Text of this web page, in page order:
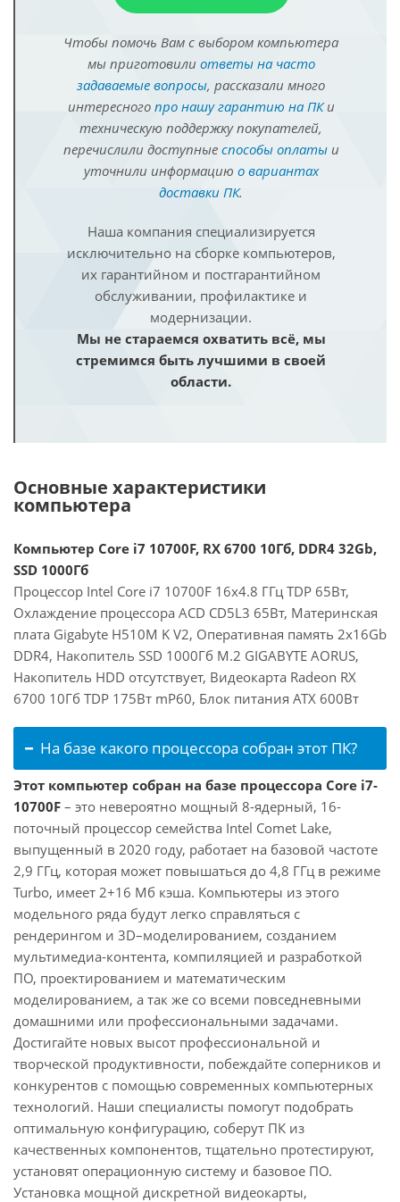
Чтобы помочь Вам с выбором компьютера
мы приготовили ответы на часто
задаваемые вопросы, рассказали много
интересного про нашу гарантию на ПКи
техническую поддержку покупателей,
перечислили доступные способы оплатыи
уточнили информацию о вариантах
доставки ПК.
Наша компания специализируется
исключительно на сборке компьютеров,
их гарантийном и постгарантийном
обслуживании, профилактике и
модернизации.
Мы не стараемся охватить всё, мы
стремимся быть лучшими в своей
области.
Основные характеристики
компьютера
Компьютер Core i7 10700F, RX 6700 10Гб, DDR4 32Gb,
SSD 1000Гб
Процессор Intel Core i7 10700F 16x4.8 ГГц TDP 65Вт,
Охлаждение процессора ACD CD5L3 65Вт, Материнская
плата Gigabyte H510M K V2, Оперативная память 2x16Gb
DDR4, Накопитель SSD 1000Гб M.2 GIGABYTE AORUS,
Накопитель HDD отсутствует, Видеокарта Radeon RX
6700 10Гб TDP 175Вт mP60, Блок питания ATX 600Вт
На базе какого процессора собран этот ПК?
Этот компьютер собран на базе процессора Core i7-
10700F – это невероятно мощный 8-ядерный, 16-
поточный процессор семейства Intel Comet Lake,
выпущенный в 2020 году, работает на базовой частоте
2,9 ГГц, которая может повышаться до 4,8 ГГц в режиме
Turbo, имеет 2+16 Мб кэша. Компьютеры из этого
модельного ряда будут легко справляться с
рендерингом и 3D–моделированием, созданием
мультимедиа-контента, компиляцией и разработкой
ПО, проектированием и математическим
моделированием, а так же со всеми повседневными
домашними или профессиональными задачами.
Достигайте новых высот профессиональной и
творческой продуктивности, побеждайте соперников и
конкурентов с помощью современных компьютерных
технологий. Наши специалисты помогут подобрать
оптимальную конфигурацию, соберут ПК из
качественных компонентов, тщательно протестируют,
установят операционную систему и базовое ПО.
Установка мощной дискретной видеокарты,